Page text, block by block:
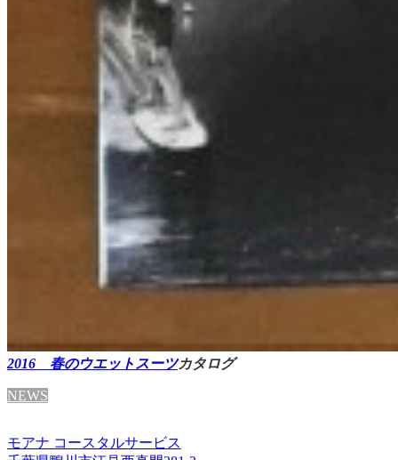
2016 春のウエットスーツカタログ
NEWS
モアナ コースタルサービス